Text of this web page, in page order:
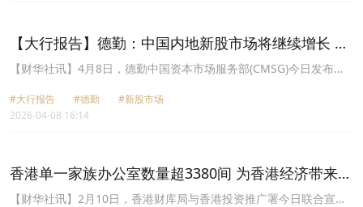
【大行报告】德勤：中国内地新股市场将继续增长 预
计香港将在2026年位列全球新股三甲
​【财华社讯】4月8日，德勤中国资本市场服务部(CMSG)今日发布了
两个新股市场前景的展望。尽管受到美伊战争影响，3月份全球股市
异常波动，然而2026年第一季度，包括来自多间大型公司的全球十大
情绪，但更重要的是，它催化了一场深刻的结构性转型。我们正观察
到全球资金进行战略性重新配置——投资者正从短期的战术操作，转
向对亚洲市场的长期结构性多元化布局。这一趋势巩固了香港作为中
#大行报告 #德勤
#新股市场
2026-04-08 16:14
香港单一家族办公室数量超3380间 为香港经济带来每
年过百亿港元收益
【财华社讯】2月10日，香港财库局与香港投资推广署今日联合宣